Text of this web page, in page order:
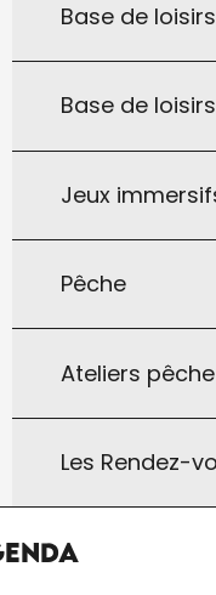
Base de
Base de
Jeux
Pêche
Ateliers
Les Rendez-